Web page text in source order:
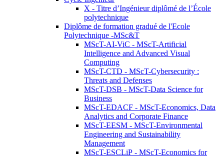
X - Titre d’Ingénieur diplômé de l’École
polytechnique
Diplôme de formation gradué de l'Ecole
Polytechnique -MSc&T
MScT-AI-ViC - MScT-Artificial
Intelligence and Advanced Visual
Computing
MScT-CTD - MScT-Cybersecurity :
Threats and Defenses
MScT-DSB - MScT-Data Science for
Business
MScT-EDACF - MScT-Economics, Data
Analytics and Corporate Finance
MScT-EESM - MScT-Environmental
Engineering and Sustainability
Management
MScT-ESCLiP - MScT-Economics for